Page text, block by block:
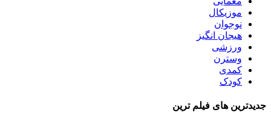
موزیکال
نوجوان
هیجان انگیز
ورزشی
وسترن
کمدی
کودک
جدیدترین های فیلم ترین